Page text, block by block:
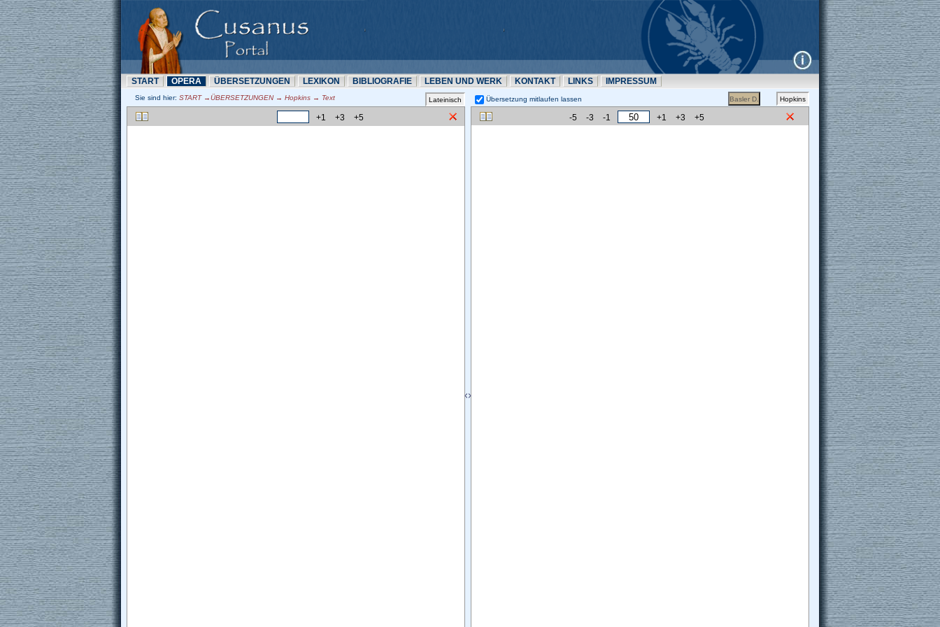
START OPERA ÜBERSETZUNN LEXIKON BIBLIOGRAFIE LEBEN UND WERK KONTAKT LINKS IMPRESSUM
Sie sind hier: START →ÜBERSETZUNN → Hopkins → Text Übersetzung mitlaufen lassen
+1 +3 +5 -5 -3 -1 +1 +3 +5